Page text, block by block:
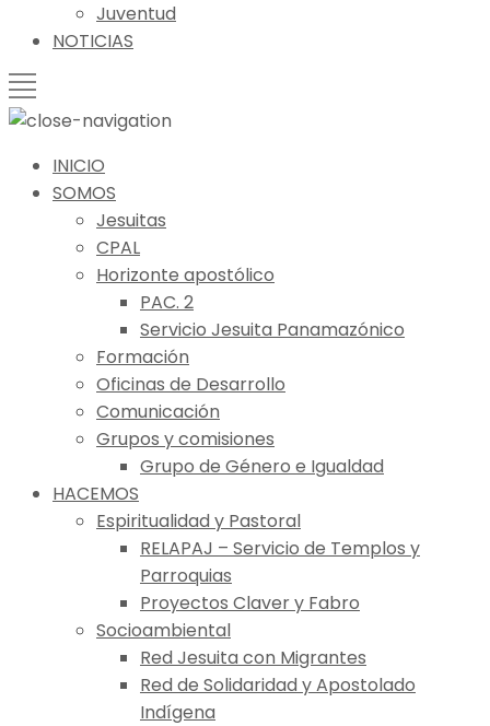
Juventud
NOTICIAS
INICIO
SOMOS
Jesuitas
CPAL
Horizonte apostólico
PAC. 2
Servicio Jesuita Panamazónico
Formación
Oficinas de Desarrollo
Comunicación
Grupos y comisiones
Grupo de Género e Igualdad
HACEMOS
Espiritualidad y Pastoral
RELAPAJ – Servicio de Templos y
Parroquias
Proyectos Claver y Fabro
Socioambiental
Red Jesuita con Migrantes
Red de Solidaridad y Apostolado
Indígena